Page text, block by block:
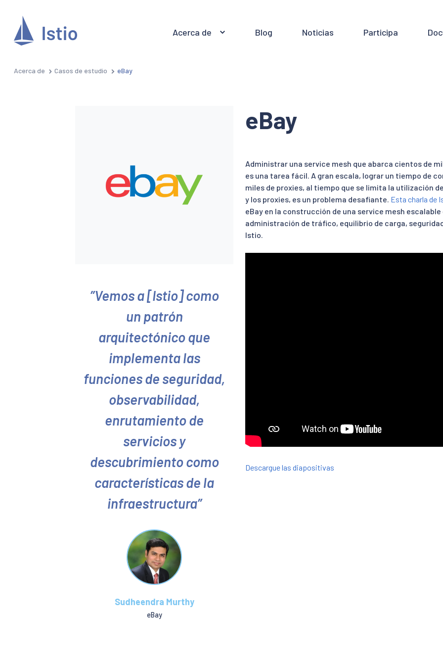
Acerca de Blog Noticias Participa
Acerca de Casos de estudio eBay
Vemos a [Istio] como
un patrón
arquitectónico que
implementa las
funciones de seguridad,
observabilidad,
enrutamiento de
servicios y
descubrimiento como
características de la
infraestructura
Sudheendra Murthy
eBay
eBay
Administrar una service mesh que abarca cientos de
es una tarea fácil. A gran escala, lograr un tiempo de
miles de proxies, al tiempo que se limita la utilización
y los proxies, es un problema desafiante. Esta charla de
eBay en la construcción de una service mesh
administración de tráfico, equilibrio de carga,
Istio.
Descargue las diapositivas